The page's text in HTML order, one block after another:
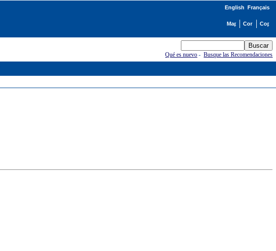
English Français
Qué es nuevo -Busque las Recomendaciones